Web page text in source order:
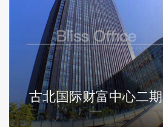
古北国际财富中心二期